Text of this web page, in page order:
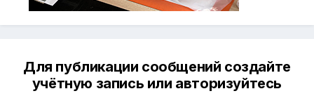
Для публикации сообщений создайте
учётную запись или авторизуйтесь